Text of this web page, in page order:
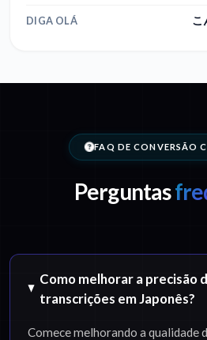
DIGA OLÁ こ
FAQ DE CONVERSÃO
Perguntas
Como melhorar a precisão
transcrições em Japonês?
Comece melhorando a qualidade